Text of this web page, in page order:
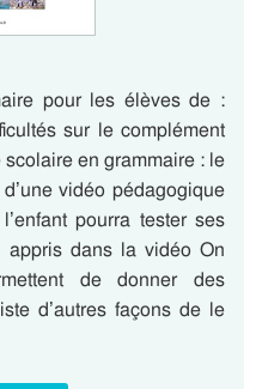
pour les élèves de :
sur le complément
en grammaire : le
vidéo pédagogique
pourra tester ses
appris dans la vidéo On
de donner des
d’autres façons de le